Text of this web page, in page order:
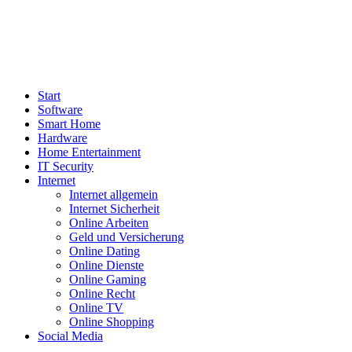
Start
Software
Smart Home
Hardware
Home Entertainment
IT Security
Internet
Internet allgemein
Internet Sicherheit
Online Arbeiten
Geld und Versicherung
Online Dating
Online Dienste
Online Gaming
Online Recht
Online TV
Online Shopping
Social Media